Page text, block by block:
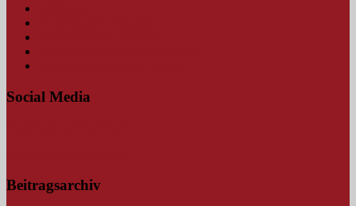
Social Media
Beitragsarchiv